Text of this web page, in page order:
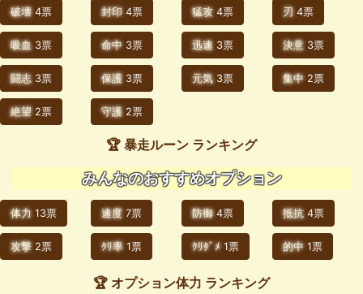
破壊 4票 封印 4票 猛攻 4票 刃 4票
吸血 3票 命中 3票 迅速 3票 決意 3票
闘志 3票 保護 3票 元気 3票 集中 2票
絶望 2票 守護 2票
🏆 暴走ルーン ランキング
みんなのおすすめオプション
体力 13票 速度 7票 防御 4票 抵抗 4票
攻撃 2票 ｸﾘ率 1票 ｸﾘﾀﾞﾒ 1票 的中 1票
🏆 オプション体力 ランキング